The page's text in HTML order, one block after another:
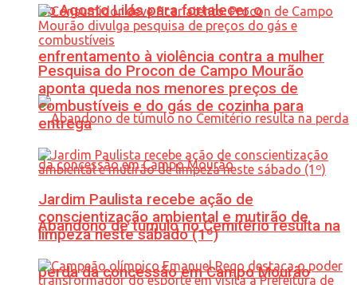
do Agosto Lilás para fortalecer o
enfrentamento à violência contra a mulher
Abandono de túmulo no Cemitério resulta na
perda da concessão em Campo Mourão
Pesquisa do Procon de Campo Mourão
aponta queda nos menores preços de
combustíveis e do gás de cozinha para
entrega
Jardim Paulista recebe ação de
conscientização ambiental e mutirão de
limpeza neste sábado (1º)